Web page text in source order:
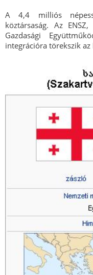
A 4,4 milliós
köztársaság. Az
Gazdasági
integrációra törekszik